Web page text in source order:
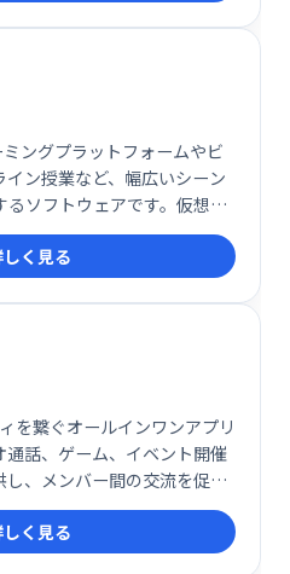
ングプラットフォームやビ
ン授業など、幅広いシーン
ソフトウェアです。仮想背
複数のカメラ切り替えなどの
オ通話や配信をより魅力的
ッショナルから初心者まで使
途に対応可能です。
く見る
を繋ぐオールインワンアプリ
通話、ゲーム、イベント開催
、メンバー間の交流を促進
も搭載し、新たな出会いをサ
プルにする、次世代コミュ
く見る